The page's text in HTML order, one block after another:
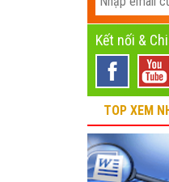
Kết nối &
TOP XEM